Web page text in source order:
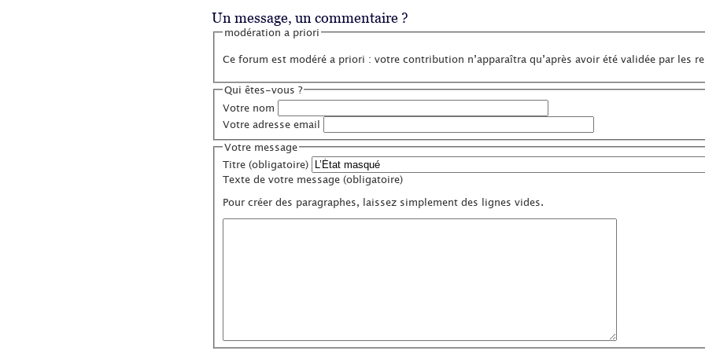
Un message, un commentaire ?
modération a priori
Ce forum est modéré a priori : votre contribution n’apparaîtra qu’après avoir été validée par les
Qui êtes-vous ?
Votre nom
Votre adresse email
Votre message
Titre (obligatoire)
Texte de votre message (obligatoire)
Pour créer des paragraphes, laissez simplement des lignes vides.